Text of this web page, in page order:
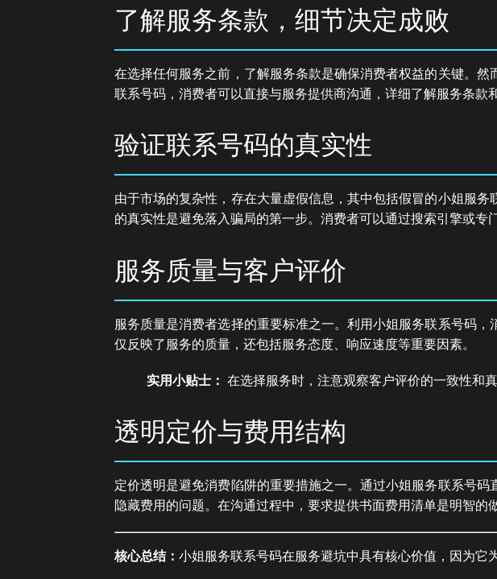
了解服务条款，细节决定成败
在选择任何服务之前，了解服务条款是确保消费者权益的关键。
联系号码，消费者可以直接与服务提供商沟通，详细了解服务条款
验证联系号码的真实性
由于市场的复杂性，存在大量虚假信息，其中包括假冒的小姐服
的真实性是避免落入骗局的第一步。消费者可以通过搜索引擎或专
服务质量与客户评价
服务质量是消费者选择的重要标准之一。利用小姐服务联系号码
仅反映了服务的质量，还包括服务态度、响应速度等重要因素。
实用小贴士： 在选择服务时，注意观察客户评价的一致性和
透明定价与费用结构
定价透明是避免消费陷阱的重要措施之一。通过小姐服务联系号
隐藏费用的问题。在沟通过程中，要求提供书面费用清单是明智的
核心总结： 小姐服务联系号码在服务避坑中具有核心价值，因为它